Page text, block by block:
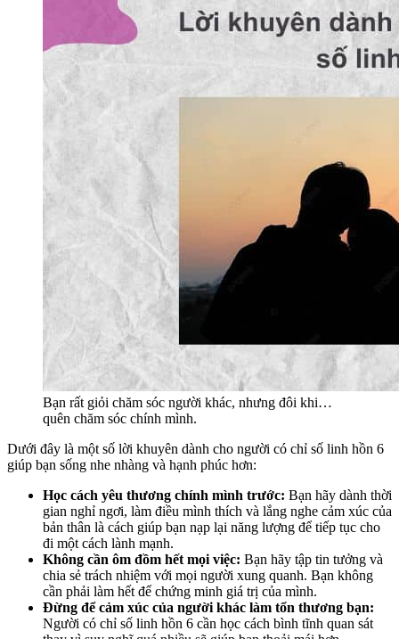
Bạn rất giỏi chăm sóc người khác, nhưng đôi khi…
quên chăm sóc chính mình.
Dưới đây là một số lời khuyên dành cho người có chỉ số linh hồn 6
giúp bạn sống nhe nhàng và hạnh phúc hơn:
Học cách yêu thương chính mình trước: Bạn hãy dành thời
gian nghỉ ngơi, làm điều mình thích và lắng nghe cảm xúc của
bản thân là cách giúp bạn nạp lại năng lượng để tiếp tục cho
đi một cách lành mạnh.
Không cần ôm đồm hết mọi việc: Bạn hãy tập tin tưởng và
chia sẻ trách nhiệm với mọi người xung quanh. Bạn không
cần phải làm hết để chứng minh giá trị của mình.
Đừng để cảm xúc của người khác làm tổn thương bạn:
Người có chỉ số linh hồn 6 cần học cách bình tĩnh quan sát